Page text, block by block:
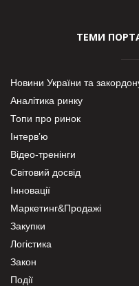
ТЕМИ
Новини України та
Аналітика ринку
Топи про ринок
Інтерв’ю
Відео-тренінги
Світовий досвід
Інновації
Маркетинг&Продажі
Закупки
Логістика
Закон
Події